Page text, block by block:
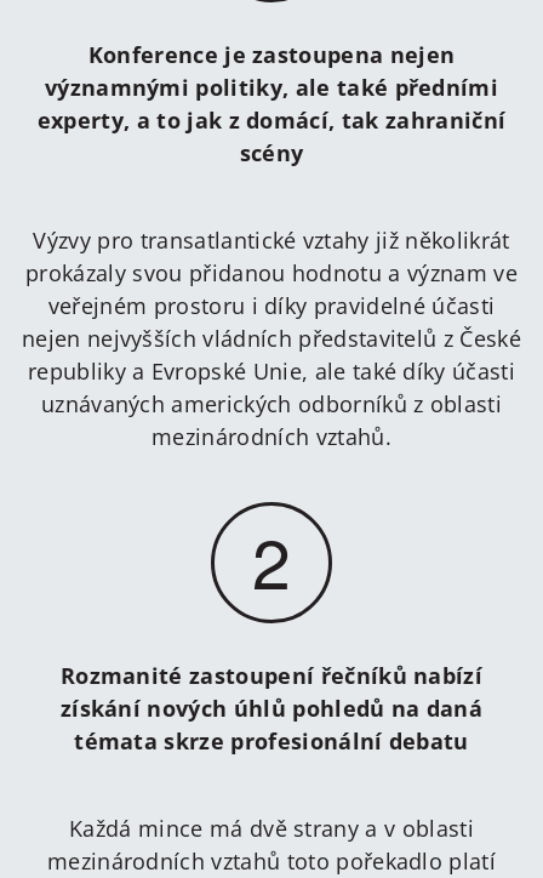
Konference je zastoupena nejen
významnými politiky, ale také předními
experty, a to jak z domácí, tak zahraniční
scény
Výzvy pro transatlantické vztahy již několikrát
prokázaly svou přidanou hodnotu a význam ve
veřejném prostoru i díky pravidelné účasti
nejen nejvyšších vládních představitelů z České
republiky a Evropské Unie, ale také díky účasti
uznávaných amerických odborníků z oblasti
mezinárodních vztahů.
2
Rozmanité zastoupení řečníků nabízí
získání nových úhlů pohledů na daná
témata skrze profesionální debatu
Každá mince má dvě strany a v oblasti
mezinárodních vztahů toto pořekadlo platí